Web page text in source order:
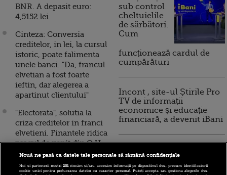
BNR. A depasit euro:
4,5152 lei
Cinteza: Conversia
creditelor, in lei, la cursul
istoric, poate falimenta
unele banci. "Da, francul
elvetian a fost foarte
ieftin, dar alegerea a
apartinut clientului"
"Electorata", solutia la
criza creditelor in franci
elvetieni. Finantele ridica
pragul de venit din O.U.
privind restructurarea
creditelor la 3.000 lei,
sub control
cheltuielile
de sărbători.
Cum
funcționează cardul de
cumpărături
Incont , site-ul Știrile Pro
TV de informații
economice și educație
financiară, a devenit iBani
financiare inteligente
Nouă ne pasă ca datele tale personale să rămână confidențiale
Noi și partenerii noștri201stocăm și/sau accesăm informații pe dispozitivul dvs., precum identificatorii
cookie unici pentru prelucrarea datelor cu caracter personal. Puteți accepta sau gestiona alegerile dvs.